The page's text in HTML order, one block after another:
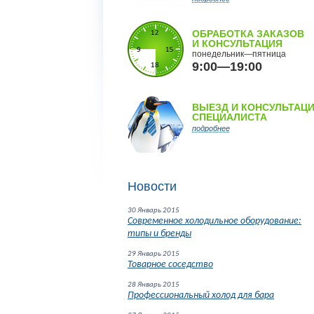
ОБРАБОТКА ЗАКАЗОВ
И КОНСУЛЬТАЦИЯ
понедельник—пятница
9:00—19:00
ВЫЕЗД И
СПЕЦИАЛИСТА
подробнее
Новости
30 Январь 2015
Современное холодильное оборудование:
типы и бренды
29 Январь 2015
Товарное соседство
28 Январь 2015
Профессиональный холод для бара